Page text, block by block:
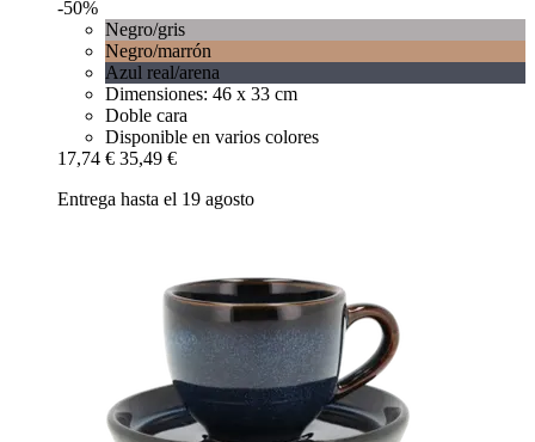
-50%
Negro/gris
Negro/marrón
Azul real/arena
Dimensiones: 46 x 33 cm
Doble cara
Disponible en varios colores
17,74 € 35,49 €
Entrega hasta el 19 agosto